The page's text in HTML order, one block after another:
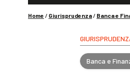
Home / Giurisprudenza/ Banca e
Banca e